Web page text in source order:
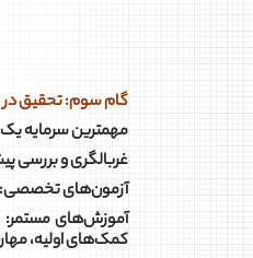
گام سوم: تحقیق در
مهمترین سرمایه
غربالگری و بررسی
آزمون‌های تخصصی:
آموزش‌های مستمر:
کمک‌های اولیه،